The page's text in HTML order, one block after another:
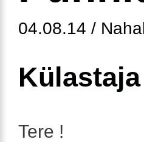
04.08.14 /
Tere !